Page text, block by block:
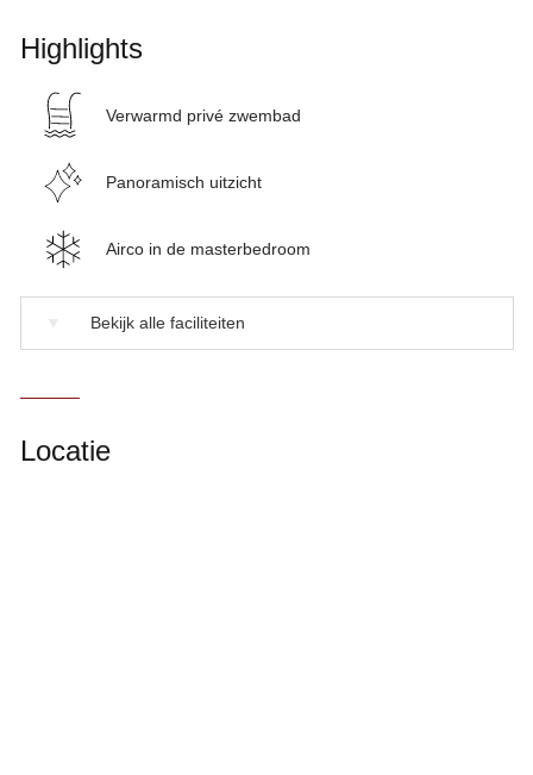
Highlights
Verwarmd privé zwembad
Panoramisch uitzicht
Airco in de masterbedroom
Bekijk alle faciliteiten
Locatie